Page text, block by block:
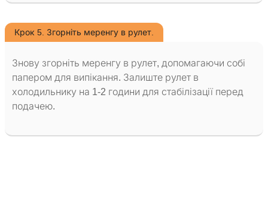
Крок 5. Згорніть меренгу в рулет.
Знову згорніть меренгу в рулет, допомагаючи собі
папером для випікання. Залиште рулет в
холодильнику на 1-2 години для стабілізації перед
подачею.